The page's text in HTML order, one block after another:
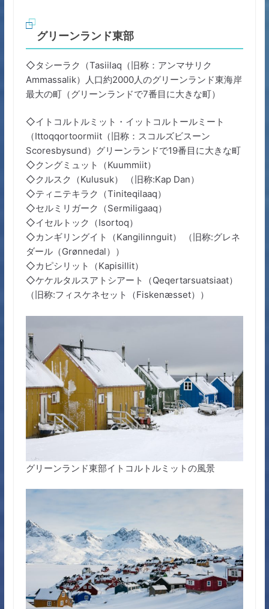
グリーンランド東部
◇タシーラク（Tasiilaq（旧称：アンマサリク
Ammassalik）人口約2000人のグリーンランド東海岸
最大の町（グリーンランドで7番目に大きな町）
◇イトコルトルミット・イットコルトールミート
（Ittoqqortoormiit（旧称：スコルズビスーン
Scoresbysund）グリーンランドで19番目に大きな町
◇クングミュット（Kuummiit）
◇クルスク（Kulusuk） （旧称:Kap Dan）
◇ティニテキラク（Tiniteqilaaq）
◇セルミリガーク（Sermiligaaq）
◇イセルトック（Isortoq）
◇カンギリングイト（Kangilinnguit） （旧称:グレネ
ダール（Grønnedal））
◇カピシリット（Kapisillit）
◇ケケルタルスアトシアート（Qeqertarsuatsiaat）
（旧称:フィスケネセット（Fiskenæsset））
グリーンランド東部イトコルトルミットの風景